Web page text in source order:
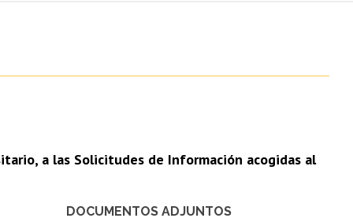
Hospital Clínico
a las Solicitudes de Información acogidas al
DOCUMENTOS ADJUNTOS